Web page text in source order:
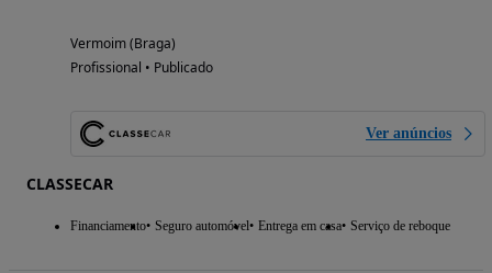
Vermoim (Braga)
Profissional • Publicado
Ver anúncios
CLASSECAR
Financiamento Seguro automóvel Entrega em casa Serviço de reboque